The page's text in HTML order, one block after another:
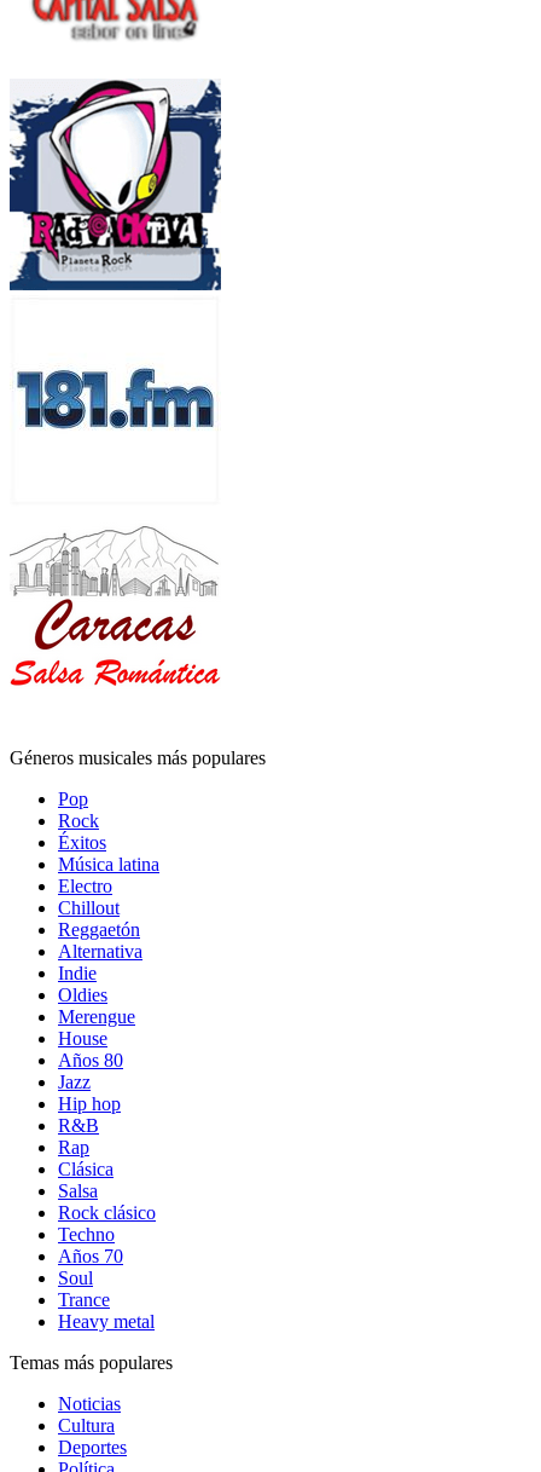
Géneros musicales más populares
Pop
Rock
Éxitos
Música latina
Electro
Chillout
Reggaetón
Alternativa
Indie
Oldies
Merengue
House
Años 80
Jazz
Hip hop
R&B
Rap
Clásica
Salsa
Rock clásico
Techno
Años 70
Soul
Trance
Heavy metal
Temas más populares
Noticias
Cultura
Deportes